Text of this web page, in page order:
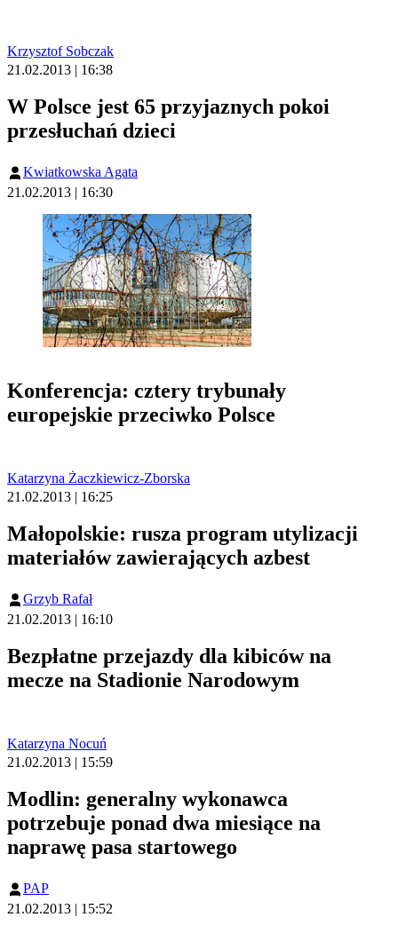
Krzysztof Sobczak
21.02.2013 | 16:38
W Polsce jest 65 przyjaznych pokoi
przesłuchań dzieci
Kwiatkowska Agata
21.02.2013 | 16:30
Konferencja: cztery trybunały
europejskie przeciwko Polsce
Katarzyna Żaczkiewicz-Zborska
21.02.2013 | 16:25
Małopolskie: rusza program utylizacji
materiałów zawierających azbest
Grzyb Rafał
21.02.2013 | 16:10
Bezpłatne przejazdy dla kibiców na
mecze na Stadionie Narodowym
Katarzyna Nocuń
21.02.2013 | 15:59
Modlin: generalny wykonawca
potrzebuje ponad dwa miesiące na
naprawę pasa startowego
PAP
21.02.2013 | 15:52